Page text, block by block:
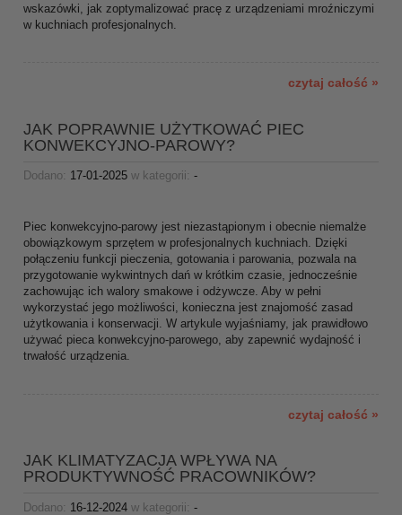
wskazówki, jak zoptymalizować pracę z urządzeniami mroźniczymi
w kuchniach profesjonalnych.
czytaj całość »
JAK POPRAWNIE UŻYTKOWAĆ PIEC
KONWEKCYJNO-PAROWY?
Dodano: 17-01-2025 w kategorii: -
Piec konwekcyjno-parowy jest niezastąpionym i obecnie niemalże
obowiązkowym sprzętem w profesjonalnych kuchniach. Dzięki
połączeniu funkcji pieczenia, gotowania i parowania, pozwala na
przygotowanie wykwintnych dań w krótkim czasie, jednocześnie
zachowując ich walory smakowe i odżywcze. Aby w pełni
wykorzystać jego możliwości, konieczna jest znajomość zasad
użytkowania i konserwacji. W artykule wyjaśniamy, jak prawidłowo
używać pieca konwekcyjno-parowego, aby zapewnić wydajność i
trwałość urządzenia.
czytaj całość »
JAK KLIMATYZACJA WPŁYWA NA
PRODUKTYWNOŚĆ PRACOWNIKÓW?
Dodano: 16-12-2024 w kategorii: -